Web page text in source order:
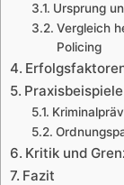
Ursprung
Vergleich
Policing
Praxisbeispiele
Kritik und
Fazit